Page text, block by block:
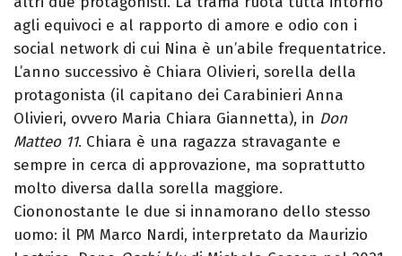
agli equivoci e al rapporto di amore e odio con i
social network di cui Nina è un’abile frequentatrice.
L’anno successivo è Chiara Olivieri, sorella della
protagonista (il capitano dei Carabinieri Anna
Olivieri, ovvero Maria Chiara Giannetta), in Don
Matteo 11. Chiara è una ragazza stravagante e
sempre in cerca di approvazione, ma soprattutto
molto diversa dalla sorella maggiore.
Ciononostante le due si innamorano dello stesso
uomo: il PM Marco Nardi, interpretato da Maurizio